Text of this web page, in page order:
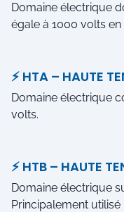
Domaine électrique
égale à 1000 volts
⚡ HTA – HAUTE
Domaine électrique
volts.
⚡ HTB – HAUTE
Domaine électrique
Principalement